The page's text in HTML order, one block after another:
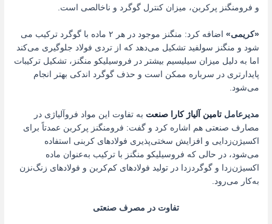
و فرومنگنز پرکربن، میزان کنترل گوگرد و ناخالصی است.
«کریمی»
اضافه کرد: منگنز موجود در هر ۲ ماده با گوگرد ترکیب می
شود و منگنز سولفید تشکیل می‌دهد که از تردی فولاد جلوگیری می‌کند
اما به دلیل میزان سیلیسیم بیشتر در فروسیلیکو منگنز، تشکیل ترکیبات
پایدارتری در سرباره ممکن است و حذف گوگرد اندکی بهتر انجام
می‌شود.
مدیرعاملتامین آلیاژ کارا صنعت به تفاوت این مواد فروآلیاژی در
مصارف صنعتی هم اشاره کرد و گفت: فرومنگنز پرکربن عمدتاً برای
اکسیژن‌زدایی و افزایش سختی‌پذیری فولادهای کربنی استفاده
می‌شود، در حالی که فروسیلیکو منگنز با ترکیب به‌عنوان ماده
اکسیژن‌زدا و گوگردزدا در تولید فولادهای کم‌کربن و فولادهای زنگ‌نزن
به‌کار می‌رود.
تفاوت در مصرف صنعتی